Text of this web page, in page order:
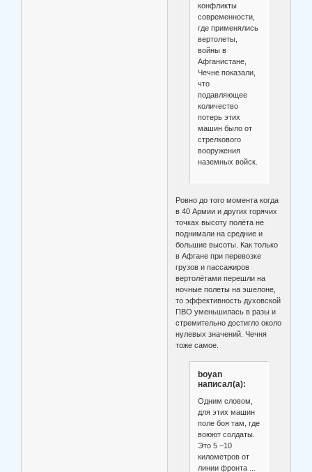
конфликты
современности,
где применялись
вертолеты,
войны в
Афганистане,
Чечне показали,
что
подавляющее
количество
потерь этих
машин было от
стрелкового
вооружения
наземных войск.
Ровно до того момента когда
в 40 Армии и других горячих
точках высоту полёта не
поднимали на средние и
большие высоты. Как только
в Афгане при перевозке
грузов и пассажиров
вертолётами перешли на
ночные полеты на эшелоне,
то эффективность духовской
ПВО уменьшилась в разы и
стремительно достигло около
нулевых значений. Чечня
тоже самое.
boyan
написал(а):
Одним словом,
для этих машин
поле боя там, где
воюют солдаты.
Это 5 –10
километров от
линии фронта ...